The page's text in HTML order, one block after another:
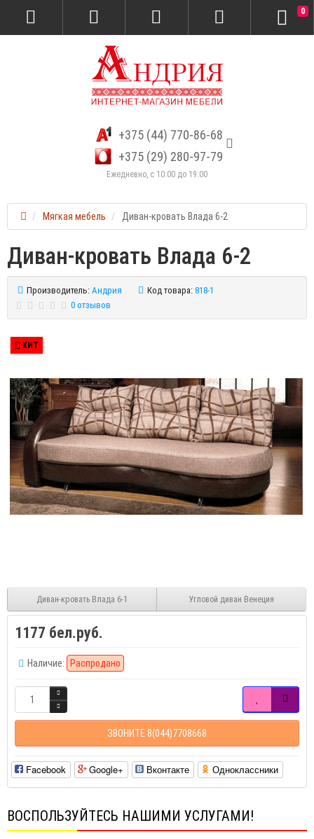
+375 (44) 770-86-68
+375 (29) 280-97-79
Ежедневно, с 10:00 до 19:00
0
Мягкая мебель Диван-кровать Влада 6-2
Диван-кровать Влада 6-2
Производитель: Андрия Код товара: 818-1
0 отзывов
ХИТ
Диван-кровать Влада 6-1 Угловой диван Венеция
1177 бел.руб.
Наличие: Распродано
ЗВОНИТЕ 8(044)7708668
Facebook Google+ Вконтакте Одноклассники
ВОСПОЛЬЗУЙТЕСЬ НАШИМИ УСЛУГАМИ!